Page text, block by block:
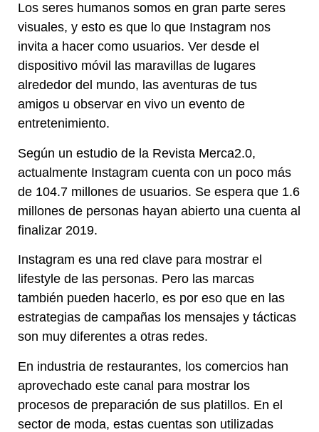
Los seres humanos somos en gran parte seres
visuales, y esto es que lo que Instagram nos
invita a hacer como usuarios. Ver desde el
dispositivo móvil las maravillas de lugares
alrededor del mundo, las aventuras de tus
amigos u observar en vivo un evento de
entretenimiento.
Según un estudio de la Revista Merca2.0,
actualmente Instagram cuenta con un poco más
de 104.7 millones de usuarios. Se espera que 1.6
millones de personas hayan abierto una cuenta al
finalizar 2019.
Instagram es una red clave para mostrar el
lifestyle de las personas. Pero las marcas
también pueden hacerlo, es por eso que en las
estrategias de campañas los mensajes y tácticas
son muy diferentes a otras redes.
En industria de restaurantes, los comercios han
aprovechado este canal para mostrar los
procesos de preparación de sus platillos. En el
sector de moda, estas cuentas son utilizadas